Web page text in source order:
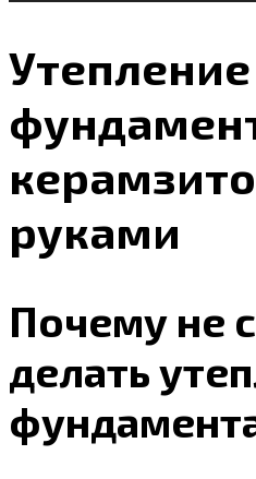
Утепление
руками
Почему не
делать